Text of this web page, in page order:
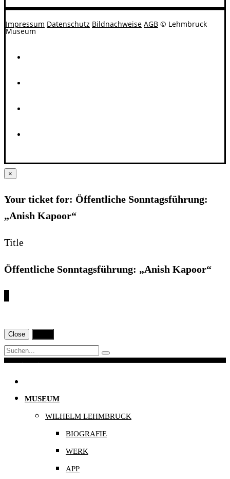
Impressum Datenschutz Bildnachweise AGB © Lehmbruck
Museum
×
Your ticket for: Öffentliche Sonntagsführung:
„Anish Kapoor“
Title
Öffentliche Sonntagsführung: „Anish Kapoor“
Close
Navigation
MUSEUM
WILHELM LEHMBRUCK
BIOGRAFIE
WERK
APP